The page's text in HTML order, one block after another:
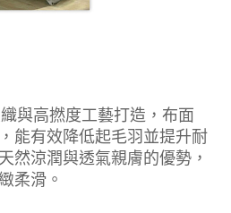
與高撚度工藝打造，布面
能有效降低起毛羽並提升耐
然涼潤與透氣親膚的優勢，
柔滑。